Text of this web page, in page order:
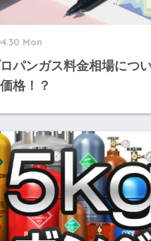
Mon
パンガス料金相場につ
格！？